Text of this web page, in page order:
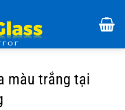
màu trắng tại